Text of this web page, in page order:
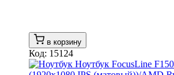
в корзину
Код: 15124